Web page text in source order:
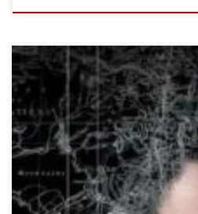
En la novela se pueden crear todas
aún no es posible y detener el tiempo
invierno de 1976 Simón Cardoso es
impusieron una dictadura sangrienta
aparece. Treinta años después, su